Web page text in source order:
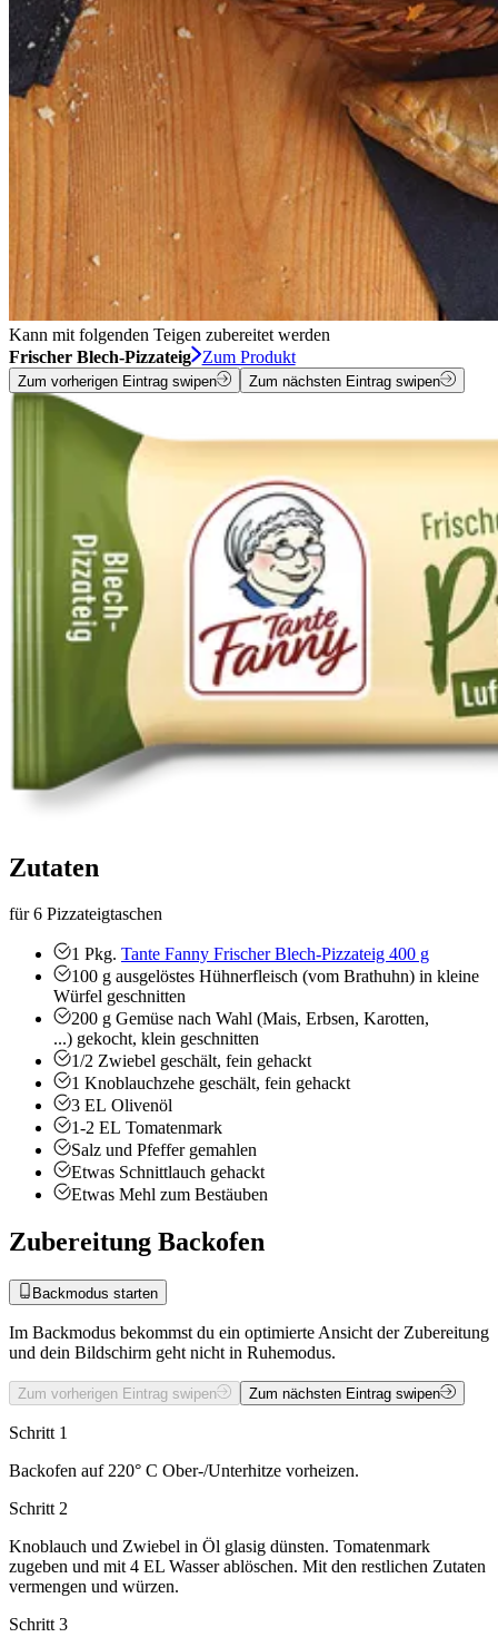
Kann mit folgenden Teigen zubereitet werden
Frischer Blech-Pizzateig
Zum Produkt
Zum vorherigen Eintrag swipen Zum nächsten Eintrag swipen
Zutaten
für 6 Pizzateigtaschen
1 Pkg. Tante Fanny Frischer Blech-Pizzateig 400 g
100 g ausgelöstes Hühnerfleisch (vom Brathuhn) in kleine
Würfel geschnitten
200 g Gemüse nach Wahl (Mais, Erbsen, Karotten,
...) gekocht, klein geschnitten
1/2 Zwiebel geschält, fein gehackt
1 Knoblauchzehe geschält, fein gehackt
3 EL Olivenöl
1-2 EL Tomatenmark
Salz und Pfeffer gemahlen
Etwas Schnittlauch gehackt
Etwas Mehl zum Bestäuben
Zubereitung Backofen
Backmodus starten
Im Backmodus bekommst du ein optimierte Ansicht der Zubereitung
und dein Bildschirm geht nicht in Ruhemodus.
Zum vorherigen Eintrag swipen Zum nächsten Eintrag swipen
Schritt 1
Backofen auf 220° C Ober-/Unterhitze vorheizen.
Schritt 2
Knoblauch und Zwiebel in Öl glasig dünsten. Tomatenmark
zugeben und mit 4 EL Wasser ablöschen. Mit den restlichen Zutaten
vermengen und würzen.
Schritt 3